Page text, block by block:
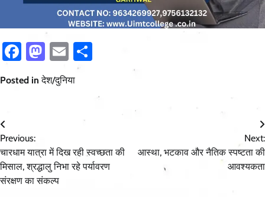
Facebook
Mastodon
Email
Posted inदेश/दुनिया
Post
navigation
Previous:
चारधाम यात्रा में दिख रही स्वच्छता की
मिसाल, श्रद्धालु निभा रहे पर्यावरण
संरक्षण का संकल्प
Next:
आस्था, भटकाव और नैतिक स्पष्टता की
आवश्यकता